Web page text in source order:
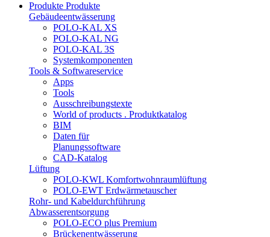
Produkte Produkte
Gebäudeentwässerung
POLO-KAL XS
POLO-KAL NG
POLO-KAL 3S
Systemkomponenten
Tools & Softwareservice
Apps
Tools
Ausschreibungstexte
World of products . Produktkatalog
BIM
Daten für
Planungssoftware
CAD-Katalog
Lüftung
POLO-KWL Komfortwohnraumlüftung
POLO-EWT Erdwärmetauscher
Rohr- und Kabeldurchführung
Abwasserentsorgung
POLO-ECO plus Premium
Brückenentwässerung